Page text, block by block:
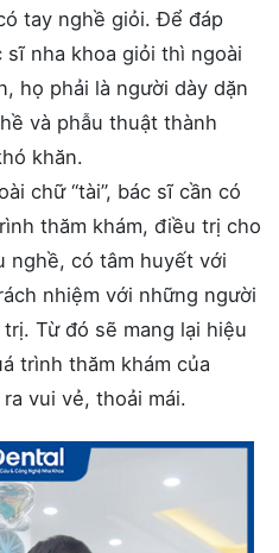
tay nghề giỏi. Để đáp
nha khoa giỏi thì ngoài
họ phải là người dày dặn
và phẫu thuật thành
khăn.
chữ “tài”, bác sĩ cần có
thăm khám, điều trị cho
nghề, có tâm huyết với
nhiệm với những người
Từ đó sẽ mang lại hiệu
trình thăm khám của
vui vẻ, thoải mái.